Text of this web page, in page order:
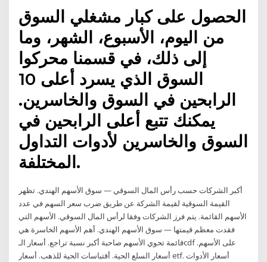
الحصول على كبار مشغلي السوق
من اليوم، الأسبوع، الشهر، وما
إلى ذلك، في قسمنا محركوا
السوق الذي يسرد أعلى 10
الرابحين في السوق والخاسرين.
يمكنك تتبع أعلى الرابحين في
السوق والخاسرين لأدوات التداول
المختلفة.
أكبر الشركات حسب رأس المال السوقي — سوق الأسهم الهندي. تظهر
القيمة السوقية لقيمة الشركة عن طريق ضرب سعر السهم في عدد
الأسهم القائمة. يتم فرز الشركات وفقا لرأس المال السوقي. الأسهم التي
فقدت معظم قيمتها — سوق الأسهم الهندي. أهم الأسهم الخاسرة هي
قائمة تحوي الأسهم صاحبة أكبر نسبة تراجع. أسعار الـcdf على الأسهم.
أسعار السلع الحية. أقتباسات الحية للذهب. أسعار etf. أسعار الأدوات